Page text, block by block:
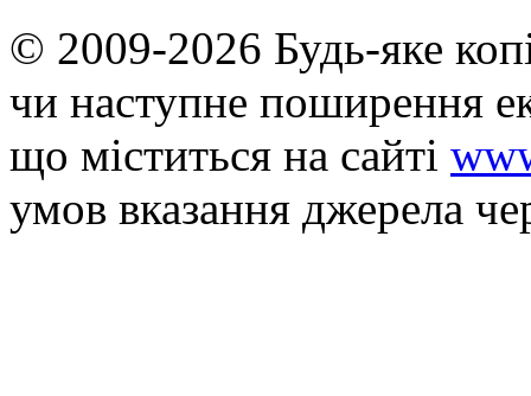
© 2009-2026 Будь-яке
чи наступне поширення
що мiститься на сайті
умов вказання джерела